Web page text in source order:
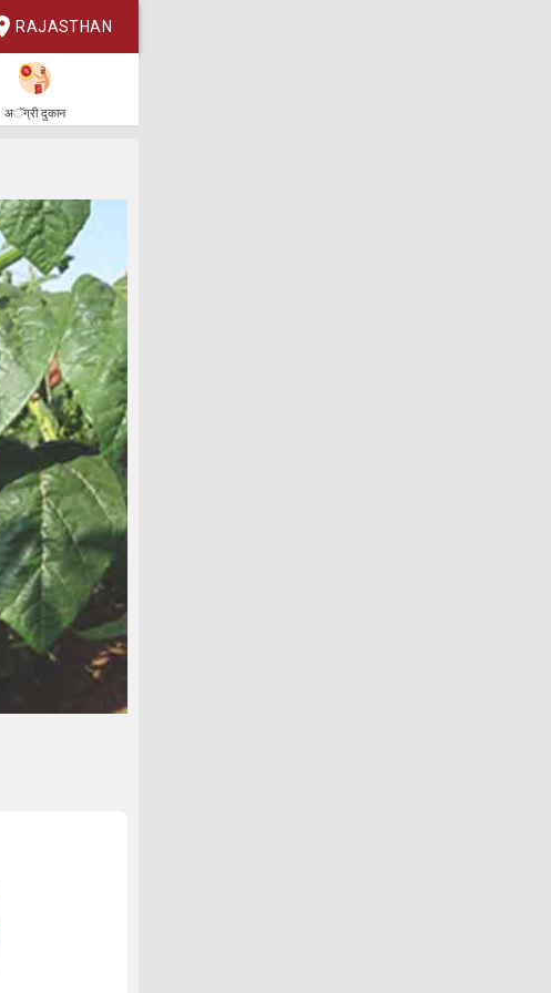
RAJASTHAN
अॅग्री दुकान